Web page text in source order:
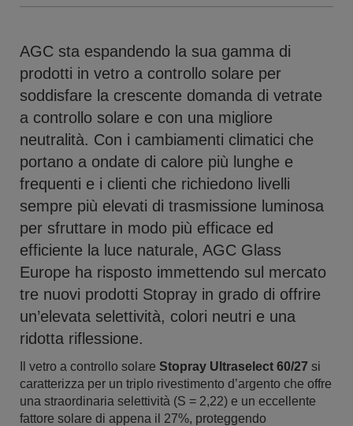
AGC sta espandendo la sua gamma di
prodotti in vetro a controllo solare per
soddisfare la crescente domanda di vetrate
a controllo solare e con una migliore
neutralità. Con i cambiamenti climatici che
portano a ondate di calore più lunghe e
frequenti e i clienti che richiedono livelli
sempre più elevati di trasmissione luminosa
per sfruttare in modo più efficace ed
efficiente la luce naturale, AGC Glass
Europe ha risposto immettendo sul mercato
tre nuovi prodotti Stopray in grado di offrire
un’elevata selettività, colori neutri e una
ridotta riflessione.
Il vetro a controllo solare Stopray Ultraselect 60/27 si
caratterizza per un triplo rivestimento d’argento che offre
una straordinaria selettività (S = 2,22) e un eccellente
fattore solare di appena il 27%, proteggendo